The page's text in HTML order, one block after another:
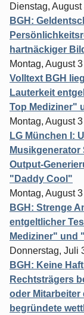
Dienstag,
BGH:
hartnäckiger
Montag, August
Volltext BGH
Lauterkeit
Top Mediziner"
Montag, August
LG München I:
Musikgenerator
Output-
"Daddy Cool"
Montag, August
BGH: Strenge
entgeltlicher
Mediziner" und
Donnerstag, Juli
BGH: Keine
Rechtsträgers
oder
begründete